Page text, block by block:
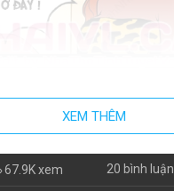
XEM THÊM
67.9K xem 20 bình luận